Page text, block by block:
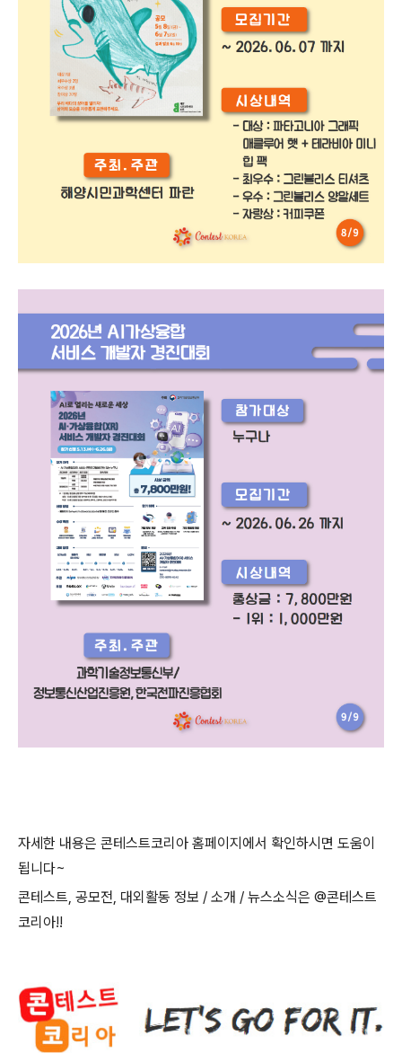
자세한 내용은 콘테스트코리아 홈페이지에서 확인하시면 도움이
됩니다~
콘테스트, 공모전, 대외활동 정보 / 소개 / 뉴스소식은 @콘테스트
코리아!!